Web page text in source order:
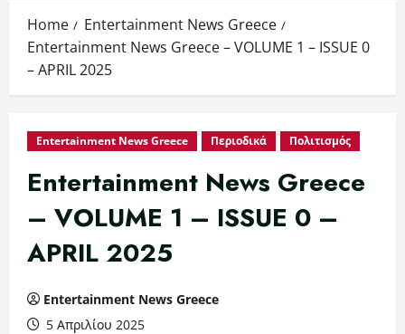
Home
Entertainment News Greece
Entertainment News Greece – VOLUME 1 – ISSUE 0
– APRIL 2025
Entertainment News Greece Περιοδικά Πολιτισμός
Entertainment News Greece
– VOLUME 1 – ISSUE 0 –
APRIL 2025
Entertainment News Greece
5 Απριλίου 2025